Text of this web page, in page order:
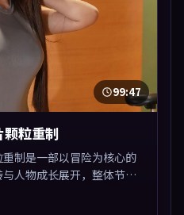
99:47
粒重制
制是一部以冒险为核心的
人物成长展开，整体节奏